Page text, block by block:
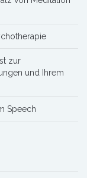
zur
und Ihrem
Speech